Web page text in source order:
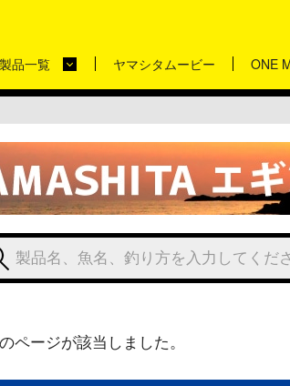
製品一覧 ヤマシタムービー ONE
ページが該当しました。